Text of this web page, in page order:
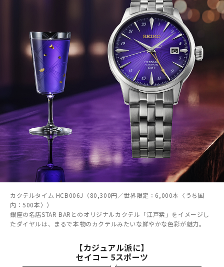
カクテルタイム HCB006J（80,300円／世界限定：6,000本〈うち国
内：500本〉）
銀座の名店STAR BARとのオリジナルカクテル「江戸紫」をイメージし
たダイヤルは、まるで本物のカクテルみたいな鮮やかな色彩が魅力。
【カジュアル派に】
セイコー 5スポーツ